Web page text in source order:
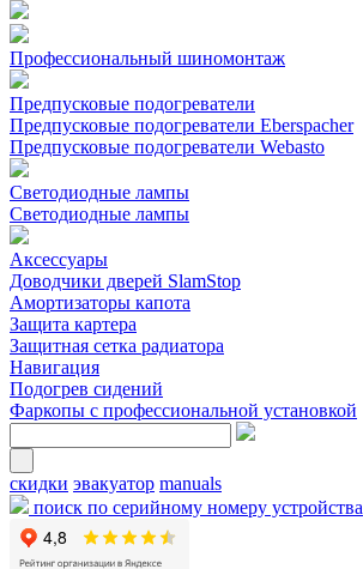
Профессиональный шиномонтаж
Предпусковые подогреватели
Предпусковые подогреватели Eberspacher
Предпусковые подогреватели Webasto
Светодиодные лампы
Светодиодные лампы
Аксессуары
Доводчики дверей SlamStop
Амортизаторы капота
Защита картера
Защитная сетка радиатора
Навигация
Подогрев сидений
Фаркопы с профессиональной установкой
скидки эвакуатор manuals
поиск по серийному номеру устройства